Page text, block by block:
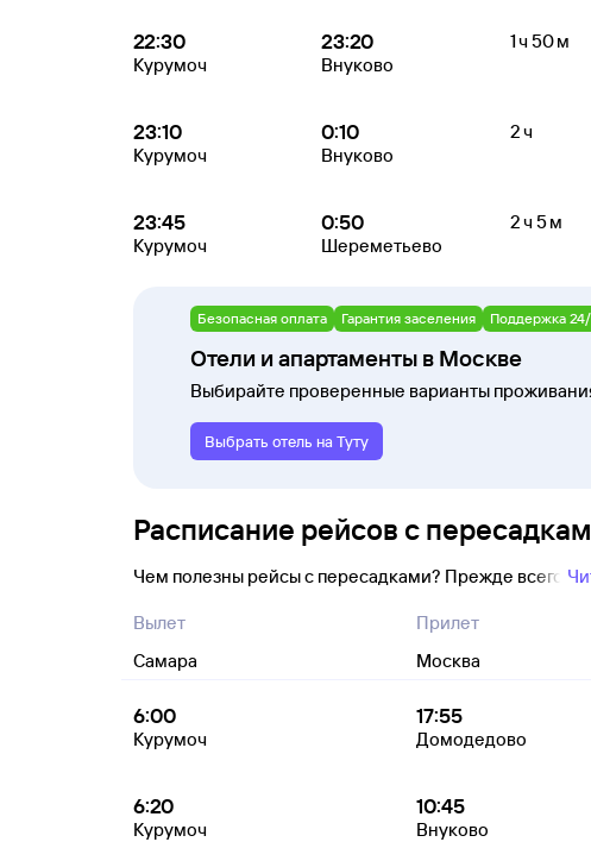
22:30
Курумоч
23:20
Внуково
1 ч 50 м
23:10
Курумоч
0:10
Внуково
2 ч
23:45
Курумоч
0:50
Шереметьево
2 ч 5 м
Безопасная оплата Гарантия заселения Поддержка
Отели и апартаменты в Москве
Выбирайте проверенные варианты
Выбрать отель на Туту
Расписание рейсов с
Чем полезны рейсы с пересадками? Прежде всего
Вылет
Самара
Прилет
Москва
6:00
Курумоч
17:55
Домодедово
6:20
Курумоч
10:45
Внуково